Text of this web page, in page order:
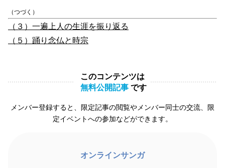
（つづく）
（３）一遍上人の生涯を振り返る
（５）踊り念仏と時宗
このコンテンツは
無料公開記事 です
メンバー登録すると、限定記事の閲覧やメンバー同士の交流、限
定イベントへの参加などができます。
オンラインサンガ